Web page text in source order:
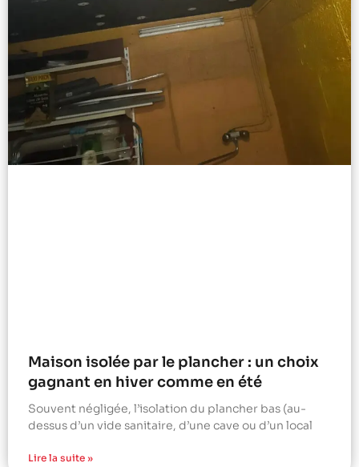
Maison isolée par le plancher : un choix
gagnant en hiver comme en été
Souvent négligée, l’isolation du plancher bas (au-
dessus d’un vide sanitaire, d’une cave ou d’un local
Lire la suite »